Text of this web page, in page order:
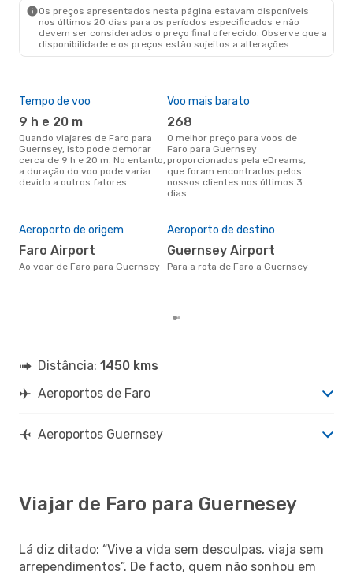
Os preços apresentados nesta página estavam disponíveis
nos últimos 20 dias para os períodos especificados e não
devem ser considerados o preço final oferecido. Observe que a
disponibilidade e os preços estão sujeitos a alterações.
Tempo de voo
9 h e 20 m
Quando viajares de Faro para
Guernsey, isto pode demorar
cerca de 9 h e 20 m. No entanto,
a duração do voo pode variar
devido a outros fatores
Voo mais barato
268
O melhor preço para voos de
Faro para Guernsey
proporcionados pela eDreams,
que foram encontrados pelos
nossos clientes nos últimos 3
dias
Aeroporto de origem
Faro Airport
Ao voar de Faro para Guernsey
Aeroporto de destino
Guernsey Airport
Para a rota de Faro a Guernsey
Distância: 1450 kms
Aeroportos de Faro
Aeroportos Guernsey
Viajar de Faro para Guernesey
Lá diz ditado: “Vive a vida sem desculpas, viaja sem
arrependimentos”. De facto, quem não sonhou em